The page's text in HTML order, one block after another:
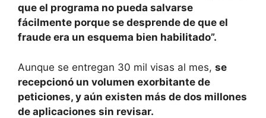
que el programa no pueda salvarse
fácilmente porque se desprende de que el
fraude era un esquema bien habilitado”.
Aunque se entregan 30 mil visas al mes, se
recepcionó un volumen exorbitante de
peticiones, y aún existen más de dos millones
de aplicaciones sin revisar.